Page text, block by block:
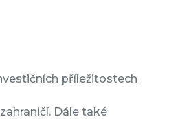
příležitostech
Dále také